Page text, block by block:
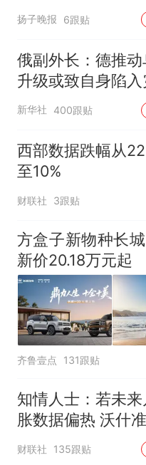
赵松源替补登场
扬子晚报 6跟贴
俄副外长：德推
升级或致自身陷
新华社 400跟贴
西部数据跌幅从
至10%
财联社 3跟贴
方盒子新物种长
新价20.18万元起
齐鲁壹点 131跟贴
知情人士：若未来
胀数据偏热 沃什
息
财联社 135跟贴